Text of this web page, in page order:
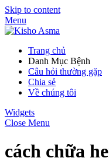
Skip to content
Menu
Trang chủ
Danh Mục Bệnh
Câu hỏi thường gặp
Chia sẻ
Về chúng tôi
Widgets
Close Menu
cách chữa